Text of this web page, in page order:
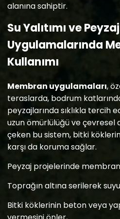
alanına sahiptir.
Su Yalıtımı ve Peyzaj
Uygulamalarında
Kullanımı
Membran uygulamaları,
teraslarda, bodrum
peyzajlarında sıklıkla tercih
uzun ömürlülüğü ve çevresel
çeken bu sistem, bitki
karşı da koruma sağlar.
Peyzaj projelerinde
Toprağın altına serilerek
Bitki köklerinin beton veya